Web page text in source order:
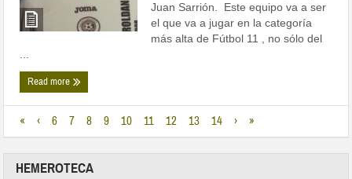
Juan Sarrión. Este equipo va a ser
el que va a jugar en la categoría
más alta de Fútbol 11 , no sólo del
...
Read more
« ‹ 6 7 8 9 10 11 12 13 14 › »
HEMEROTECA